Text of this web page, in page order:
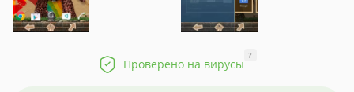
Проверено на вирусы
?